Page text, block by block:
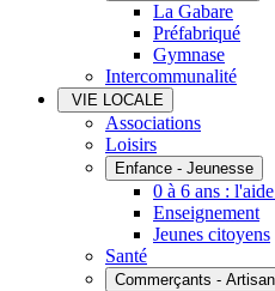
La Gabare
Préfabriqué
Gymnase
Intercommunalité
VIE LOCALE
Associations
Loisirs
Enfance - Jeunesse
0 à 6 ans :
Enseignement
Jeunes citoyens
Santé
Commerçants -